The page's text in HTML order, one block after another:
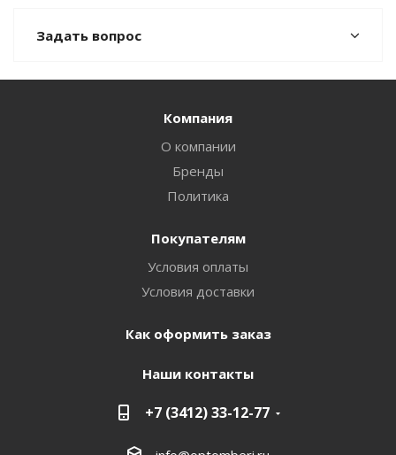
Задать вопрос
Компания
О компании
Бренды
Политика
Покупателям
Условия оплаты
Условия доставки
Как оформить заказ
Наши контакты
+7 (3412) 33-12-77